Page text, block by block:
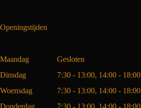
Openingstijden
Maandag
Gesloten
Dinsdag
7:30 - 13:00, 14:00 - 18:00
Woensdag
7:30 - 13:00, 14:00 - 18:00
Donderdag
7:30 - 13:00, 14:00 - 18:00